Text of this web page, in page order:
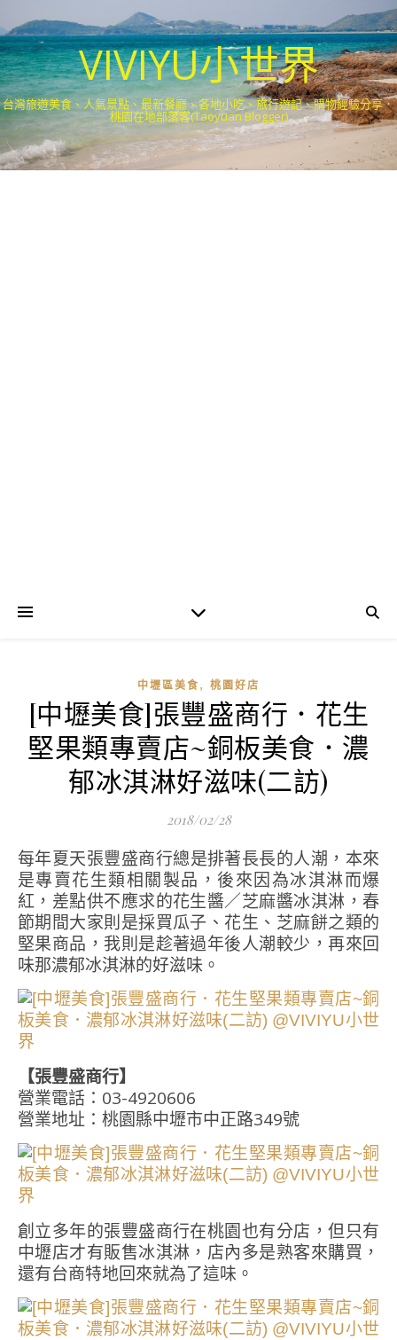
VIVIYU小世界
台灣旅遊美食、人氣景點、最新餐廳、各地小吃、旅行遊記、購物經驗分享．
桃園在地部落客(Taoyuan Blogger)
中壢區美食 , 桃園好店
[中壢美食]張豐盛商行．花生
堅果類專賣店~銅板美食．濃
郁冰淇淋好滋味(二訪)
2018/02/28
每年夏天張豐盛商行總是排著長長的人潮，本來
是專賣花生類相關製品，後來因為冰淇淋而爆
紅，差點供不應求的花生醬／芝麻醬冰淇淋，春
節期間大家則是採買瓜子、花生、芝麻餅之類的
堅果商品，我則是趁著過年後人潮較少，再來回
味那濃郁冰淇淋的好滋味。
【張豐盛商行】
營業電話：03-4920606
營業地址：桃園縣中壢市中正路349號
創立多年的張豐盛商行在桃園也有分店，但只有
中壢店才有販售冰淇淋，店內多是熟客來購買，
還有台商特地回來就為了這味。